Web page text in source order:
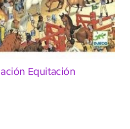
Equitación